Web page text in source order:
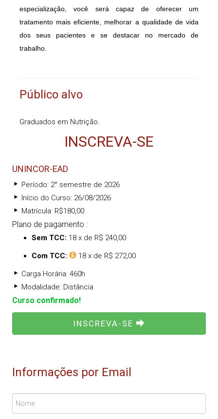
especialização, você será capaz de oferecer um
tratamento mais eficiente, melhorar a qualidade de vida
dos seus pacientes e se destacar no mercado de
trabalho.
Público alvo
Graduados em Nutrição.
INSCREVA-SE
UNINCOR-EAD
Período: 2° semestre de 2026
Início do Curso: 26/08/2026
Matrícula: R$180,00
Plano de pagamento :
Sem TCC: 18 x de R$ 240,00
Com TCC: 18 x de R$ 272,00
Carga Horária: 460h
Modalidade: Distância
Curso confirmado!
INSCREVA-SE
Informações por Email